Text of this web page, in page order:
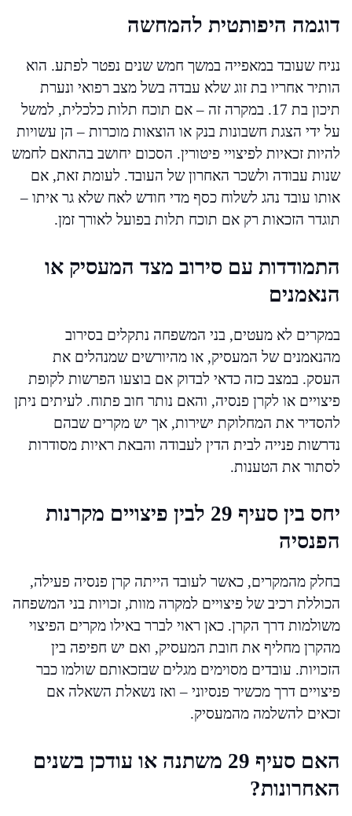
דוגמה היפותטית להמחשה
נניח שעובד במאפייה במשך חמש שנים נפטר לפתע. הוא
הותיר אחריו בת זוג שלא עבדה בשל מצב רפואי ונערת
תיכון בת 17. במקרה זה – אם תוכח תלות כלכלית, למשל
על ידי הצגת חשבונות בנק או הוצאות מוכרות – הן עשויות
להיות זכאיות לפיצויי פיטורין. הסכום יחושב בהתאם לחמש
שנות עבודה ולשכר האחרון של העובד. לעומת זאת, אם
אותו עובד נהג לשלוח כסף מדי חודש לאח שלא גר איתו –
תוגדר הזכאות רק אם תוכח תלות בפועל לאורך זמן.
התמודדות עם סירוב מצד המעסיק או
הנאמנים
במקרים לא מעטים, בני המשפחה נתקלים בסירוב
מהנאמנים של המעסיק, או מהיורשים שמנהלים את
העסק. במצב כזה כדאי לבדוק אם בוצעו הפרשות לקופת
פיצויים או לקרן פנסיה, והאם נותר חוב פתוח. לעיתים ניתן
להסדיר את המחלוקת ישירות, אך יש מקרים שבהם
נדרשות פנייה לבית הדין לעבודה והבאת ראיות מסודרות
לסתור את הטענות.
יחס בין סעיף 29 לבין פיצויים מקרנות
הפנסיה
בחלק מהמקרים, כאשר לעובד הייתה קרן פנסיה פעילה,
הכוללת רכיב של פיצויים למקרה מוות, זכויות בני המשפחה
משולמות דרך הקרן. כאן ראוי לברר באילו מקרים הפיצוי
מהקרן מחליף את חובת המעסיק, ואם יש חפיפה בין
הזכויות. עובדים מסוימים מגלים שבזכאותם שולמו כבר
פיצויים דרך מכשיר פנסיוני – ואז נשאלת השאלה אם
זכאים להשלמה מהמעסיק.
האם סעיף 29 משתנה או עודכן בשנים
האחרונות?